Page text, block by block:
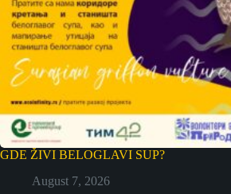
GDE ŽIVI BELOGLAVI SUP?
August 7, 2026